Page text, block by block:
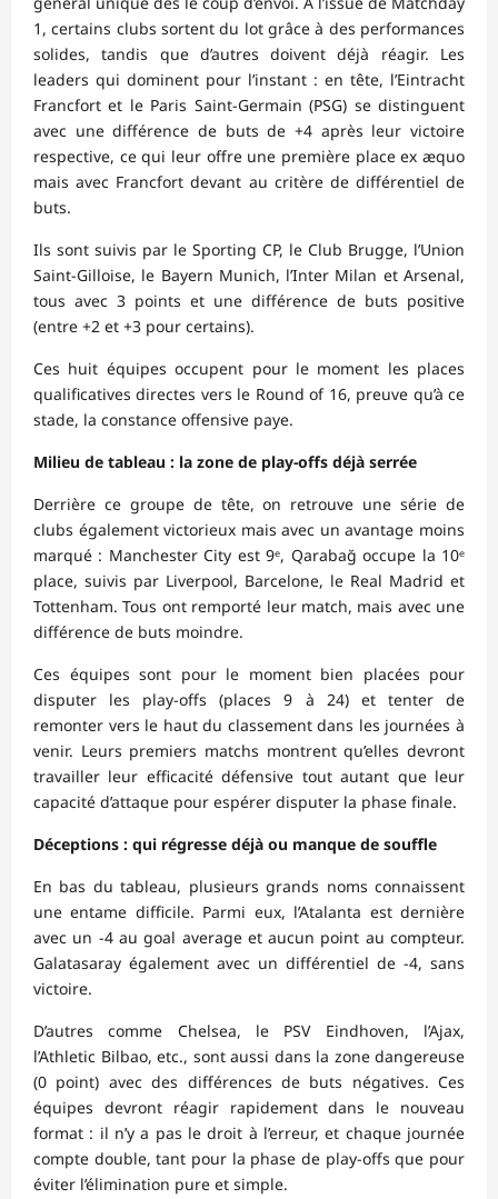
1, certains clubs sortent du lot grâce à des performances
solides, tandis que d’autres doivent déjà réagir. Les
leaders qui dominent pour l’instant : en tête, l’Eintracht
Francfort et le Paris Saint-Germain (PSG) se distinguent
avec une différence de buts de +4 après leur victoire
respective, ce qui leur offre une première place ex æquo
mais avec Francfort devant au critère de différentiel de
buts.
Ils sont suivis par le Sporting CP, le Club Brugge, l’Union
Saint-Gilloise, le Bayern Munich, l’Inter Milan et Arsenal,
tous avec 3 points et une différence de buts positive
(entre +2 et +3 pour certains).
Ces huit équipes occupent pour le moment les places
qualificatives directes vers le Round of 16, preuve qu’à ce
stade, la constance offensive paye.
Milieu de tableau : la zone de play-offs déjà serrée
Derrière ce groupe de tête, on retrouve une série de
clubs également victorieux mais avec un avantage moins
marqué : Manchester City est 9ᵉ, Qarabağ occupe la 10ᵉ
place, suivis par Liverpool, Barcelone, le Real Madrid et
Tottenham. Tous ont remporté leur match, mais avec une
différence de buts moindre.
Ces équipes sont pour le moment bien placées pour
disputer les play-offs (places 9 à 24) et tenter de
remonter vers le haut du classement dans les journées à
venir. Leurs premiers matchs montrent qu’elles devront
travailler leur efficacité défensive tout autant que leur
capacité d’attaque pour espérer disputer la phase finale.
Déceptions : qui régresse déjà ou manque de souffle
En bas du tableau, plusieurs grands noms connaissent
une entame difficile. Parmi eux, l’Atalanta est dernière
avec un -4 au goal average et aucun point au compteur.
Galatasaray également avec un différentiel de -4, sans
victoire.
D’autres comme Chelsea, le PSV Eindhoven, l’Ajax,
l’Athletic Bilbao, etc., sont aussi dans la zone dangereuse
(0 point) avec des différences de buts négatives. Ces
équipes devront réagir rapidement dans le nouveau
format : il n’y a pas le droit à l’erreur, et chaque journée
compte double, tant pour la phase de play-offs que pour
éviter l’élimination pure et simple.